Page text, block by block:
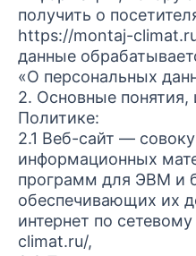
получить о
https://montaj-
данные
«О персональных
2. Основные
Политике:
2.1 Веб-сайт —
информационных
программ для ЭВМ и
обеспечивающих их
интернет по
climat.ru/,